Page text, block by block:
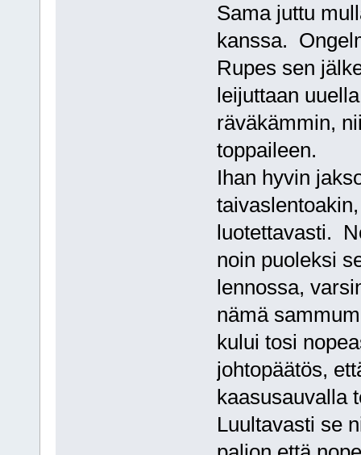
Sama juttu
kanssa.
Rupes sen
leijuttaan
räväkämmin,
toppaileen.
Ihan hyvin
luotettavasti.
noin puoleksi
lennossa,
nämä
kului tosi
johtopäätös,
kaasusauvalla
Luultavasti se